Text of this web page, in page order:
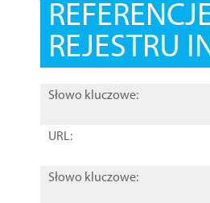
REJESTRU
Słowo kluczowe:
URL:
Słowo kluczowe: